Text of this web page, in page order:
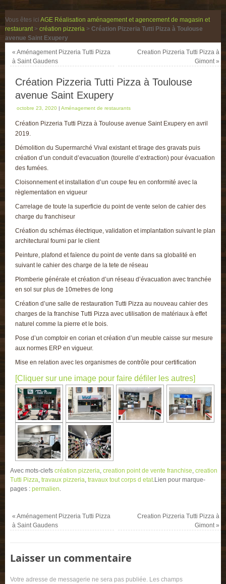
Vous êtes ici AGE Réalisation aménagement et agencement de magasin et
restaurant > création pizzeria > Création Pizzeria Tutti Pizza à Toulouse
avenue Saint Exupery
« Aménagement Pizzeria Tutti Pizza
à Saint Gaudens
Creation Pizzeria Tutti Pizza à
Gimont»
Création Pizzeria Tutti Pizza à Toulouse
avenue Saint Exupery
octobre 23, 2020 | Aménagement de restaurants
Création Pizzeria Tutti Pizza à Toulouse avenue Saint Exupery en avril
2019.
Démolition du Supermarché Vival existant et tirage des gravats puis
création d’un conduit d’evacuation (tourelle d’extraction) pour évacuation
des fumées.
Cloisonnement et installation d’un coupe feu en conformité avec la
règlementation en vigueur
Carrelage de toute la superficie du point de vente selon de cahier des
charge du franchiseur
Création du schémas électrique, validation et implantation suivant le plan
architectural fourni par le client
Peinture, plafond et faïence du point de vente dans sa globalité en
suivant le cahier des charge de la tete de réseau
Plomberie générale et création d’un réseau d’évacuation avec tranchée
en sol sur plus de 10metres de long
Création d’une salle de restauration Tutti Pizza au nouveau cahier des
charges de la franchise Tutti Pizza avec utilisation de matériaux à effet
naturel comme la pierre et le bois.
Pose d’un comptoir en corian et création d’un meuble caisse sur mesure
aux normes ERP en vigueur.
Mise en relation avec les organismes de contrôle pour certification
[Cliquer sur une image pour faire défiler les autres]
Avec mots-clefs création pizzeria, creation point de vente franchise, creation
Tutti Pizza, travaux pizzeria, travaux tout corps d etat.Lien pour marque-
pages : permalien.
« Aménagement Pizzeria Tutti Pizza
à Saint Gaudens
Creation Pizzeria Tutti Pizza à
Gimont»
Laisser un commentaire
Votre adresse de messagerie ne sera pas publiée. Les champs